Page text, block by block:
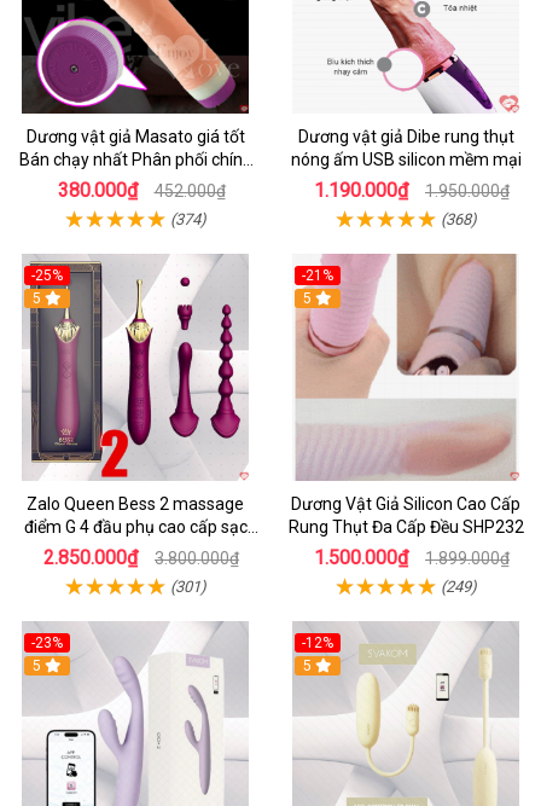
Dương vật giả Masato giá tốt
Bán chạy nhất Phân phối chính
hãng
380.000₫ 452.000₫
(374)
Dương vật giả Dibe rung thụt
nóng ấm USB silicon mềm mại
1.190.000₫ 1.950.000₫
(368)
-25%
5
Zalo Queen Bess 2 massage
điểm G 4 đầu phụ cao cấp sạc
tiện lợi
2.850.000₫ 3.800.000₫
(301)
-21%
5
Dương Vật Giả Silicon Cao Cấp
Rung Thụt Đa Cấp Đều SHP232
1.500.000₫ 1.899.000₫
(249)
-23%
5
-12%
5